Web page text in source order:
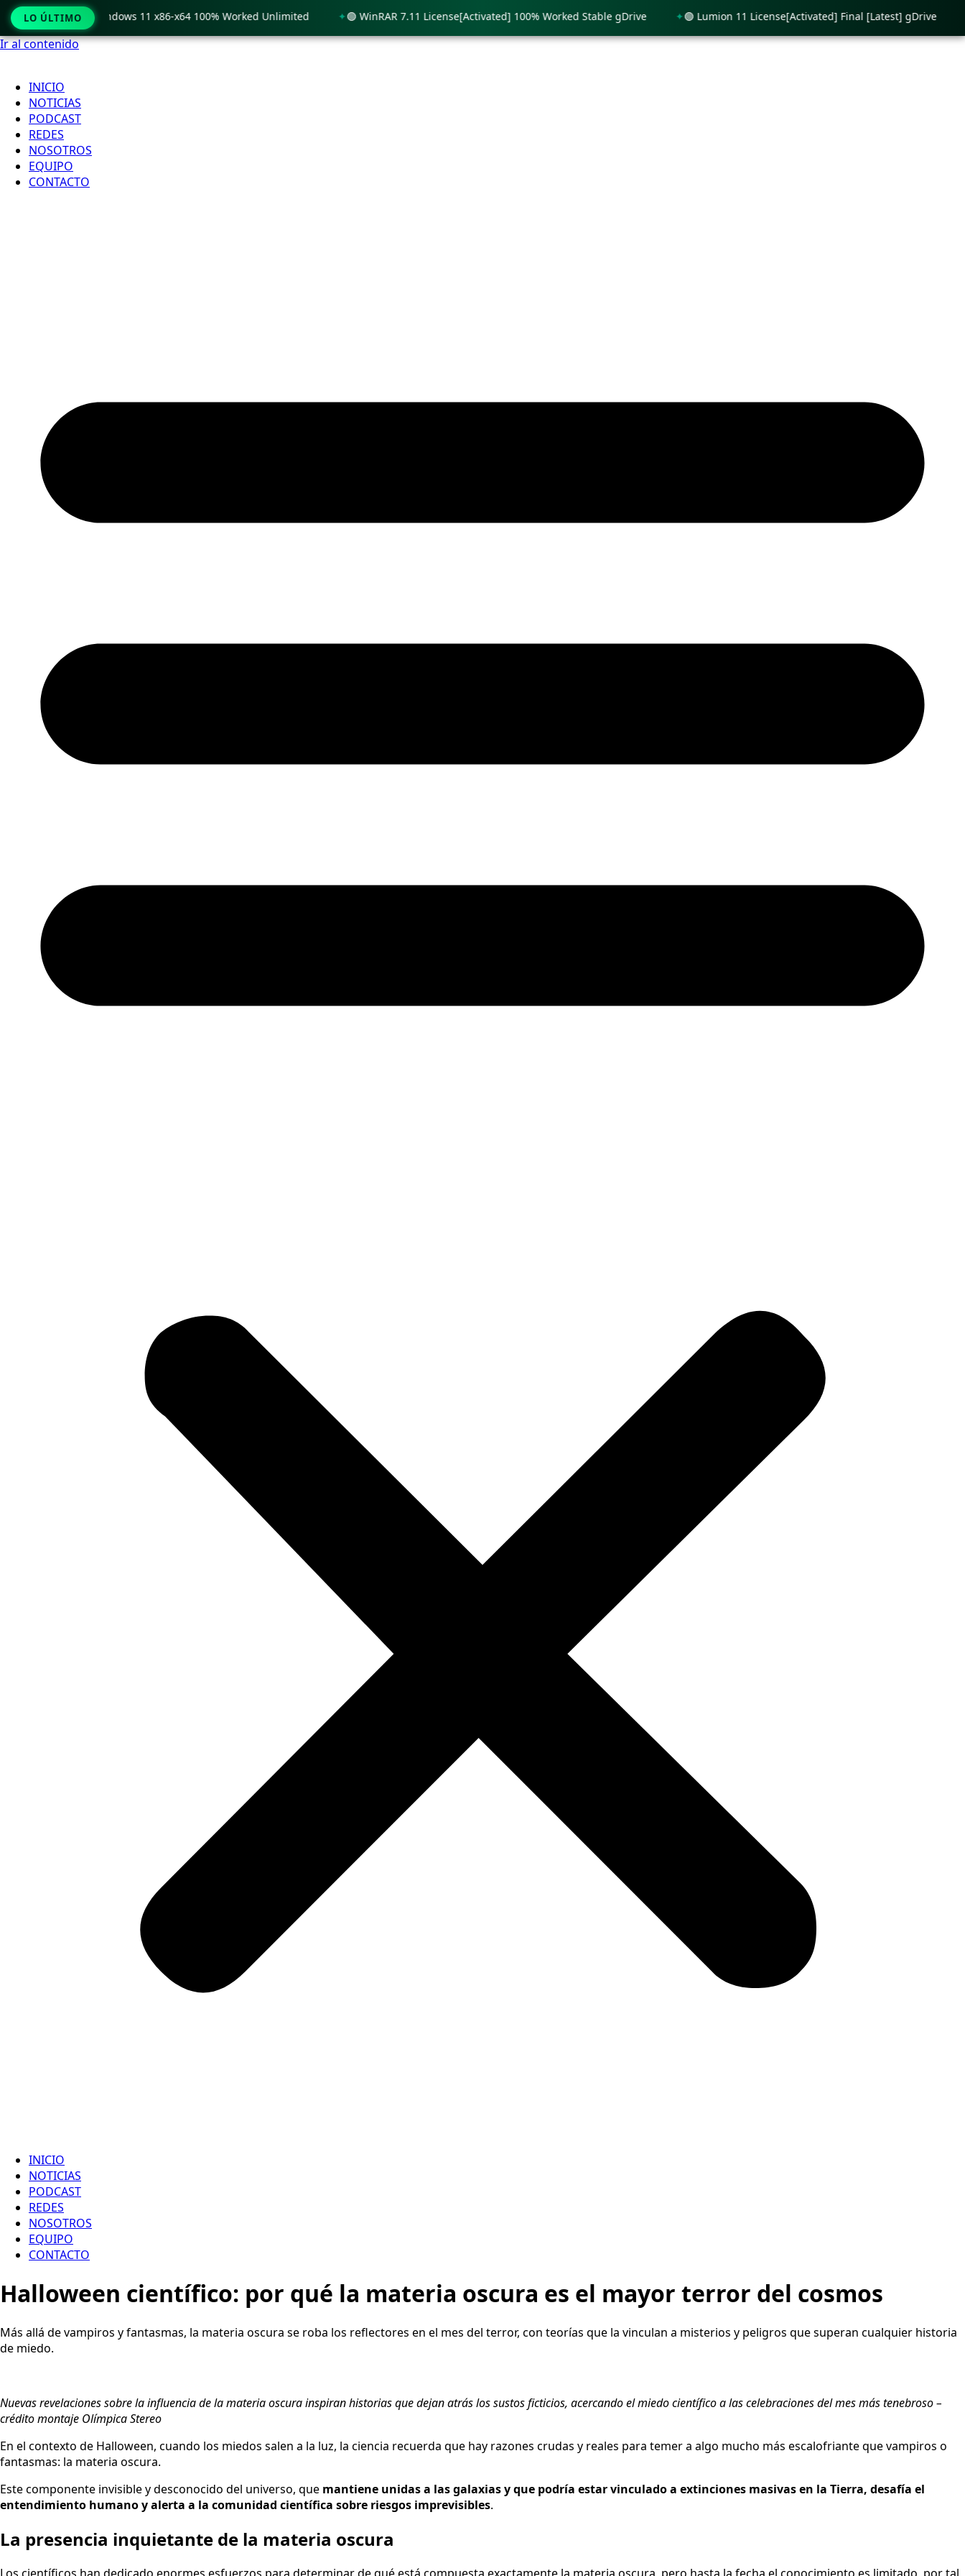
Ir al contenido
INICIO
NOTICIAS
PODCAST
REDES
NOSOTROS
EQUIPO
CONTACTO
INICIO
NOTICIAS
PODCAST
REDES
NOSOTROS
EQUIPO
CONTACTO
Halloween científico: por qué la materia oscura es el mayor terror del cosmos
Más allá de vampiros y fantasmas, la materia oscura se roba los reflectores en el mes del terror, con teorías que la vinculan a misterios y peligros que superan cualquier historia
de miedo.
Nuevas revelaciones sobre la influencia de la materia oscura inspiran historias que dejan atrás los sustos ficticios, acercando el miedo científico a las celebraciones del mes más tenebroso –
crédito montaje Olímpica Stereo
En el contexto de Halloween, cuando los miedos salen a la luz, la ciencia recuerda que hay razones crudas y reales para temer a algo mucho más escalofriante que vampiros o
fantasmas: la materia oscura.
Este componente invisible y desconocido del universo, que mantiene unidas a las galaxias y que podría estar vinculado a extinciones masivas en la Tierra, desafía el
entendimiento humano y alerta a la comunidad científica sobre riesgos imprevisibles.
La presencia inquietante de la materia oscura
LO ÚLTIMO
Crack only Windows 11 x86-x64 100% Worked Unlimited 🟢 WinRAR 7.11 License[Activated] 100% Worked Stable gDrive 🟢 Lumion 11 License[Activated] Final [Latest] gDrive